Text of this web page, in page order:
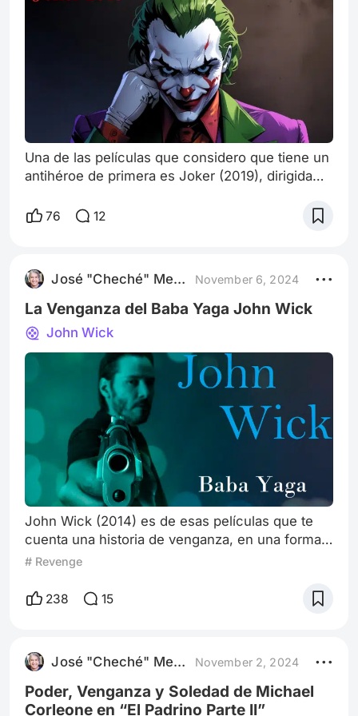
Una de las películas que considero que tiene un
antihéroe de primera es Joker (2019), dirigida
magistralmente por Joaquin Phoenix. Esta
hombre fracasado que, rechazado por la
sociedad, se convierte en el emblema de una
rebelión caótica. Para empezar, lo primero que
debo res
76 12
José "Cheché" Mendoza November 6, 2024
La Venganza del Baba Yaga John Wick
John Wick
John Wick (2014) es de esas películas que te
cuenta una historia de venganza, en una forma
formidable casi artística y cargada de emoción,
del género con una trama que fusiona el dolor
(interpretado magistralmente por Keanu
Reeves), te das cuenta que no estás frente a
una
# Revenge
238 15
José "Cheché" Mendoza November 2, 2024
Poder, Venganza y Soledad de Michael
Corleone en “El Padrino Parte II”